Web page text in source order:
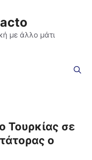
με άλλο μάτι
Τουρκίας σε
ο